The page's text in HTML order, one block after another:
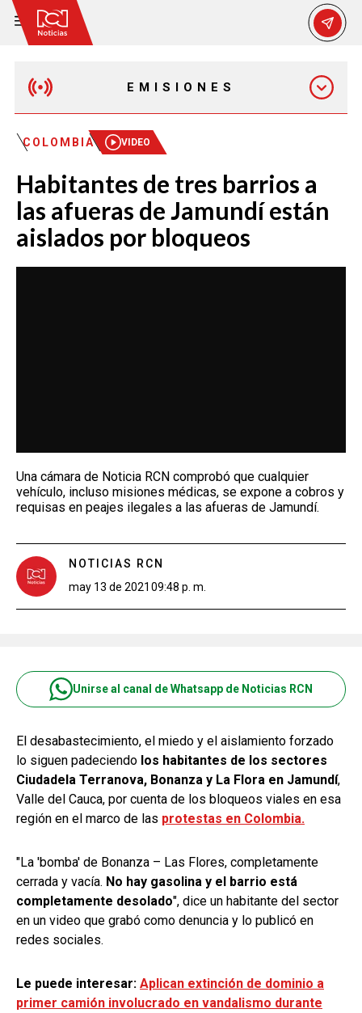
EMISIONES
MAÑANA EXPRESS
EMISIÓN 12:30 PM
EMISIÓN 7:00 PM
COLOMBIA VIDEO
Habitantes de tres barrios a
las afueras de Jamundí están
aislados por bloqueos
Una cámara de Noticia RCN comprobó que cualquier
vehículo, incluso misiones médicas, se expone a cobros y
requisas en peajes ilegales a las afueras de Jamundí.
NOTICIAS RCN
may 13 de 2021 09:48 p. m.
Unirse al canal de Whatsapp de Noticias RCN
El desabastecimiento, el miedo y el aislamiento forzado
lo siguen padeciendo los habitantes de los sectores
Ciudadela Terranova, Bonanza y La Flora en Jamundí,
Valle del Cauca, por cuenta de los bloqueos viales en esa
región en el marco de las protestas en Colombia.
"La 'bomba' de Bonanza – Las Flores, completamente
cerrada y vacía. No hay gasolina y el barrio está
completamente desolado", dice un habitante del sector
en un video que grabó como denuncia y lo publicó en
redes sociales.
Le puede interesar: Aplican extinción de dominio a
primer camión involucrado en vandalismo durante